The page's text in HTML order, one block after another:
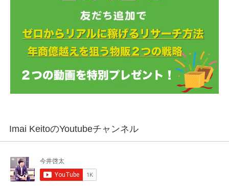
Imai KeitoのYoutubeチャンネル